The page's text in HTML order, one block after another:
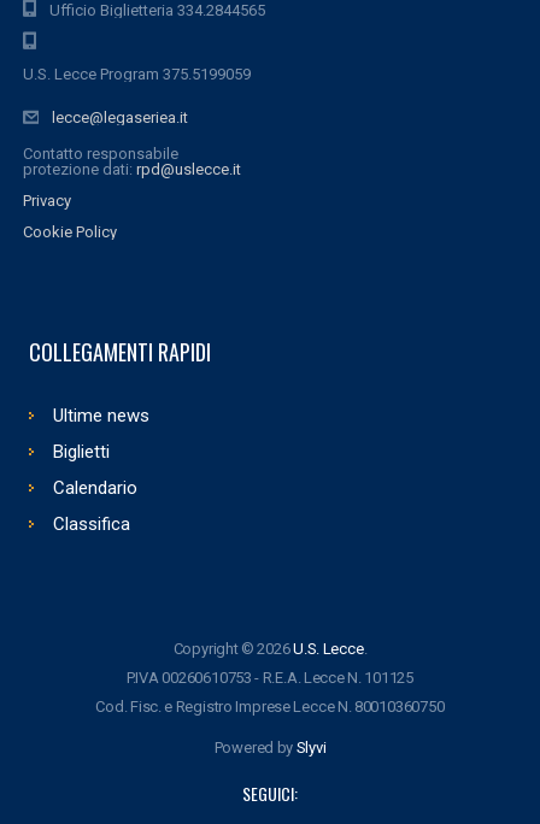
Ufficio Biglietteria 334.2844565
U.S. Lecce Program 375.5199059
lecce@legaseriea.it
Contatto responsabile
protezione dati: rpd@uslecce.it
Privacy
Cookie Policy
COLLEGAMENTI RAPIDI
Ultime news
Biglietti
Calendario
Classifica
Copyright © 2026U.S. Lecce.
P.IVA 00260610753 - R.E.A. Lecce N. 101125
Cod. Fisc. e Registro Imprese Lecce N. 80010360750
Powered by Slyvi
SEGUICI: